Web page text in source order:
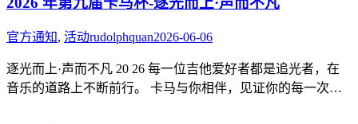
官方通知, 活动rudolphquan2026-06-06
逐光而上·声而不凡 20 26 每一位吉他爱好者都是追光者，在
音乐的道路上不断前行。 卡马与你相伴，见证你的每一次…